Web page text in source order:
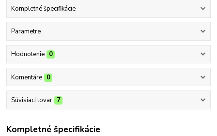
Kompletné špecifikácie
Parametre
Hodnotenie 0
Komentáre 0
Súvisiaci tovar 7
Kompletné špecifikácie